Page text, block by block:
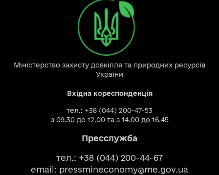
Міністерство захисту довкілля та природних ресурсів
України
Вхідна кореспонденція
тел.: +38 (044) 200-47-53
з 09.30 до 12.00 та з 14.00 до 16.45
Пресслужба
тел.: +38 (044) 200-44-67
email: pressmineconomy@me.gov.ua